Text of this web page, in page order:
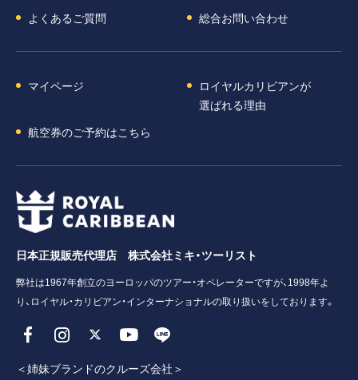
よくあるご質問
総合お問い合わせ
マイページ
ロイヤルカリビアンが
選ばれる理由
航空券のご予約はこちら
日本正規販売代理店 株式会社ミキ・ツーリスト
弊社は1967年創立のヨーロッパのツアー・オペレーターですが、1998年よ
り、ロイヤル・カリビアン・インターナショナルの取り扱いをしております。
＜姉妹ブランドのクルーズ会社＞